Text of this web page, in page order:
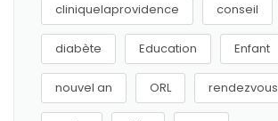
cliniquelaprovidence conseil
diabète Education Enfant
nouvel an ORL rendezvous